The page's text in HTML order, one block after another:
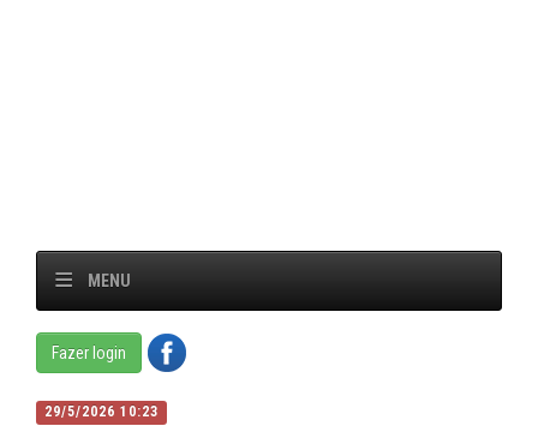
MENU
Fazer login
29/5/2026 10:23